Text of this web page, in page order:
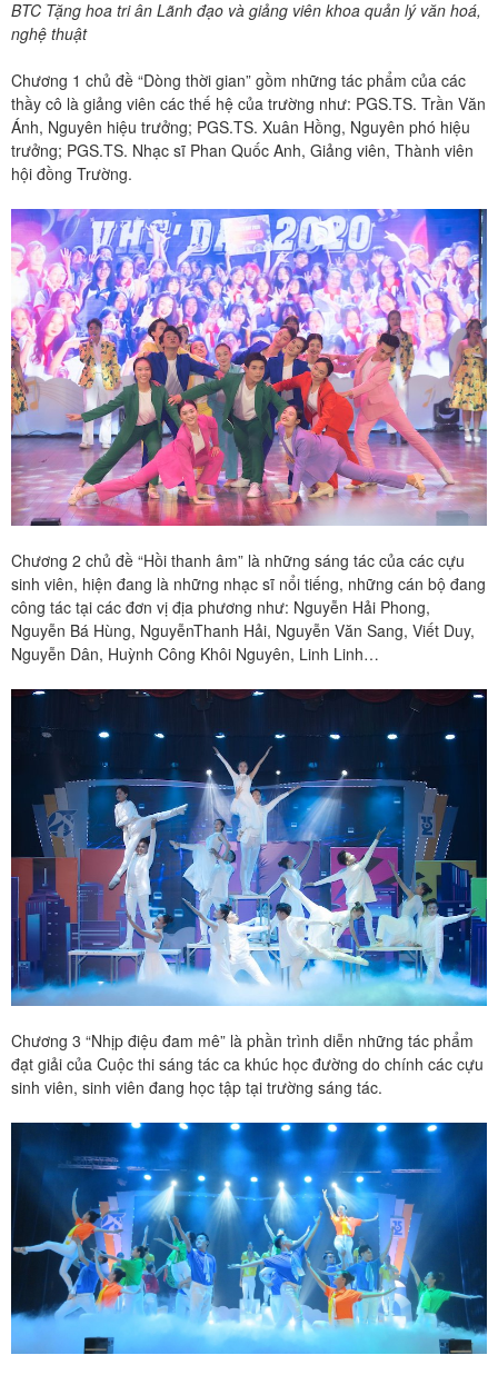
BTC Tặng hoa tri ân Lãnh đạo và giảng viên khoa quản lý văn hoá,
nghệ thuật​​​​​​​​​​​​​​
Chương 1 chủ đề “Dòng thời gian” gồm những tác phẩm của các
thầy cô là giảng viên các thế hệ của trường như: PGS.TS. Trần Văn
Ánh, Nguyên hiệu trưởng; PGS.TS. Xuân Hồng, Nguyên phó hiệu
trưởng; PGS.TS. Nhạc sĩ Phan Quốc Anh, Giảng viên, Thành viên
hội đồng Trường.
Chương 2 chủ đề “Hồi thanh âm” là những sáng tác của các cựu
sinh viên, hiện đang là những nhạc sĩ nổi tiếng, những cán bộ đang
công tác tại các đơn vị địa phương như: Nguyễn Hải Phong,
Nguyễn Bá Hùng, NguyễnThanh Hải, Nguyễn Văn Sang, Viết Duy,
Nguyễn Dân, Huỳnh Công Khôi Nguyên, Linh Linh…
Chương 3 “Nhịp điệu đam mê” là phần trình diễn những tác phẩm
đạt giải của Cuộc thi sáng tác ca khúc học đường do chính các cựu
sinh viên, sinh viên đang học tập tại trường sáng tác.